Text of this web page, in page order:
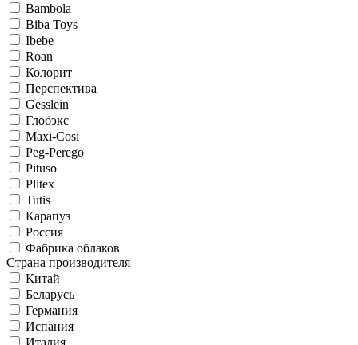
Bambola
Biba Toys
Ibebe
Roan
Колорит
Перспектива
Gesslein
Глобэкс
Maxi-Cosi
Peg-Perego
Pituso
Plitex
Tutis
Карапуз
Россия
Фабрика облаков
Страна производителя
Китай
Беларусь
Германия
Испания
Италия